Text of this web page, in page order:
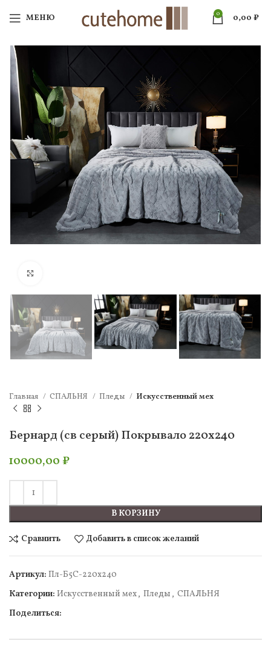
МЕНЮ 0 0,00 ₽
Главная СПАЛЬНЯ Пледы Искусcтвенный мех
Бернард (св серый) Покрывало 220х240
10000,00 ₽
В КОРЗИНУ
Сравнить Добавить в список желаний
Артикул: Пл-Б5С-220х240
Категории: Искусcтвенный мех, Пледы , СПАЛЬНЯ
Поделиться: